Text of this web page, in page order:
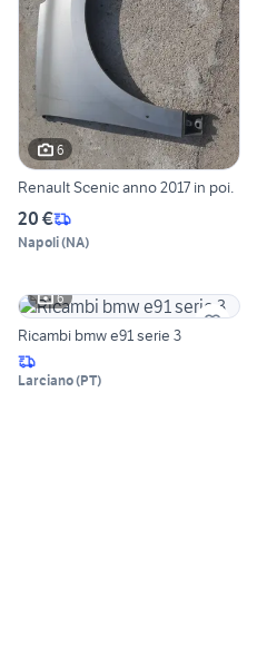
6
Renault Scenic anno 2017 in poi.
20 €
Napoli(NA)
6
Ricambi bmw e91 serie 3
Larciano(PT)